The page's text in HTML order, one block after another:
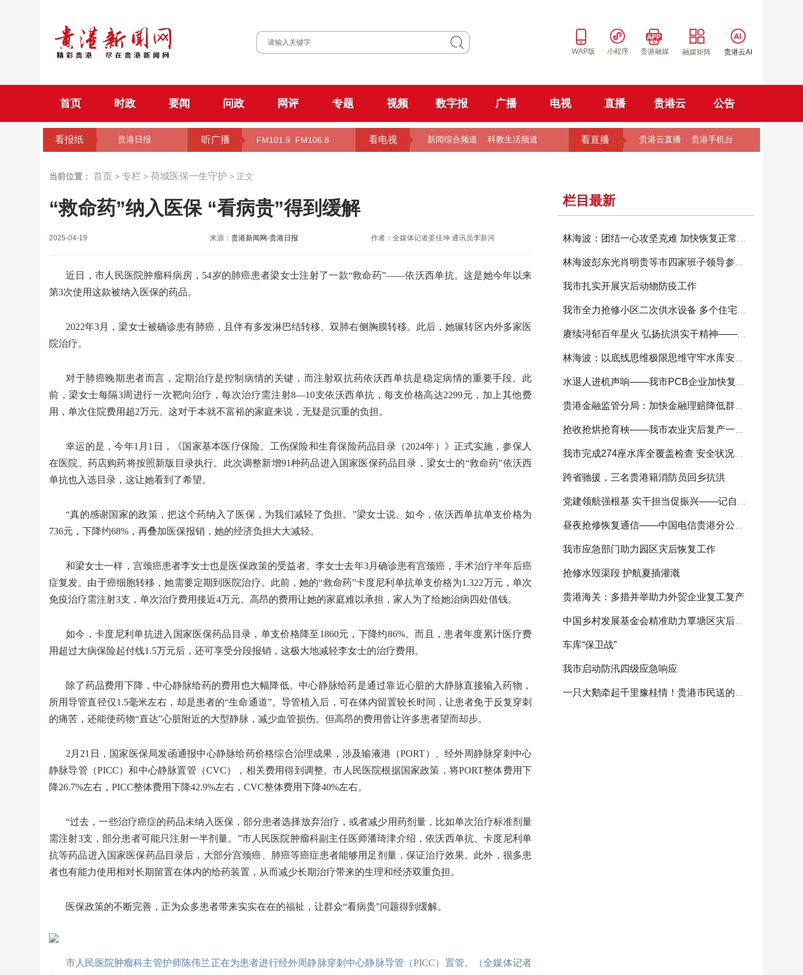
WAP版 小程序 贵港融媒 融媒矩阵 贵港云AI
首页 时政 要闻 问政 网评 专题 视频 数字报 广播 电视 直播 贵港云 公告
看报纸 贵港日报 听广播 FM101.9 FM106.8 看电视 新闻综合频道 科教生活频道 看直播 贵港云直播 贵港手机台
当前位置： 首页 > 专栏 > 荷城医保一生守护 > 正文
“救命药”纳入医保 “看病贵”得到缓解
2025-04-19 来源：贵港新闻网-贵港日报 作者：全媒体记者姜佳坤 通讯员李新河
近日，市人民医院肿瘤科病房，54岁的肺癌患者梁女士注射了一款“救命药”——依沃西单抗。这是她今年以来
第3次使用这款被纳入医保的药品。
2022年3月，梁女士被确诊患有肺癌，且伴有多发淋巴结转移、双肺右侧胸膜转移。此后，她辗转区内外多家医
院治疗。
对于肺癌晚期患者而言，定期治疗是控制病情的关键，而注射双抗药依沃西单抗是稳定病情的重要手段。此
前，梁女士每隔3周进行一次靶向治疗，每次治疗需注射8—10支依沃西单抗，每支价格高达2299元，加上其他费
用，单次住院费用超2万元。这对于本就不富裕的家庭来说，无疑是沉重的负担。
幸运的是，今年1月1日，《国家基本医疗保险、工伤保险和生育保险药品目录（2024年）》正式实施，参保人
在医院、药店购药将按照新版目录执行。此次调整新增91种药品进入国家医保药品目录，梁女士的“救命药”依沃西
单抗也入选目录，这让她看到了希望。
“真的感谢国家的政策，把这个药纳入了医保，为我们减轻了负担。”梁女士说。如今，依沃西单抗单支价格为
736元，下降约68%，再叠加医保报销，她的经济负担大大减轻。
和梁女士一样，宫颈癌患者李女士也是医保政策的受益者。李女士去年3月确诊患有宫颈癌，手术治疗半年后癌
症复发。由于癌细胞转移，她需要定期到医院治疗。此前，她的“救命药”卡度尼利单抗单支价格为1.322万元，单次
免疫治疗需注射3支，单次治疗费用接近4万元。高昂的费用让她的家庭难以承担，家人为了给她治病四处借钱。
如今，卡度尼利单抗进入国家医保药品目录，单支价格降至1860元，下降约86%。而且，患者年度累计医疗费
用超过大病保险起付线1.5万元后，还可享受分段报销，这极大地减轻李女士的治疗费用。
除了药品费用下降，中心静脉给药的费用也大幅降低。中心静脉给药是通过靠近心脏的大静脉直接输入药物，
所用导管直径仅1.5毫米左右，却是患者的“生命通道”。导管植入后，可在体内留置较长时间，让患者免于反复穿刺
的痛苦，还能使药物“直达”心脏附近的大型静脉，减少血管损伤。但高昂的费用曾让许多患者望而却步。
2月21日，国家医保局发函通报中心静脉给药价格综合治理成果，涉及输液港（PORT）、经外周静脉穿刺中心
静脉导管（PICC）和中心静脉置管（CVC），相关费用得到调整。市人民医院根据国家政策，将PORT整体费用下
降26.7%左右，PICC整体费用下降42.9%左右，CVC整体费用下降40%左右。
“过去，一些治疗癌症的药品未纳入医保，部分患者选择放弃治疗，或者减少用药剂量，比如单次治疗标准剂量
需注射3支，部分患者可能只注射一半剂量。”市人民医院肿瘤科副主任医师潘琦津介绍，依沃西单抗、卡度尼利单
抗等药品进入国家医保药品目录后，大部分宫颈癌、肺癌等癌症患者能够用足剂量，保证治疗效果。此外，很多患
者也有能力使用相对长期留置在体内的给药装置，从而减少长期治疗带来的生理和经济双重负担。
医保政策的不断完善，正为众多患者带来实实在在的福祉，让群众“看病贵”问题得到缓解。
市人民医院肿瘤科主管护师陈伟兰正在为患者进行经外周静脉穿刺中心静脉导管（PICC）置管。（全媒体记者
栏目最新
我市扎实开展灾后动物防疫工作
跨省驰援，三名贵港籍消防员回乡抗洪
我市应急部门助力园区灾后恢复工作
抢修水毁渠段 护航夏插灌溉
贵港海关：多措并举助力外贸企业复工复产
车库“保卫战”
我市启动防汛四级应急响应